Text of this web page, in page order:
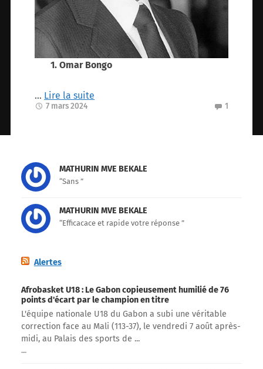
1. Omar Bongo
… Lire la suite
7 mars 2024 1
MATHURIN MVE BEKALE
“Sans ”
MATHURIN MVE BEKALE
“Efficacace et rapide votre réponse ”
Alertes
Afrobasket U18 : Le Gabon copieusement humilié de 76
points d'écart par le champion en titre
L'équipe nationale U18 du Gabon a subi une véritable
correction face au Mali (113-37), le vendredi 7 août après-
midi, au Palais des sports de ...